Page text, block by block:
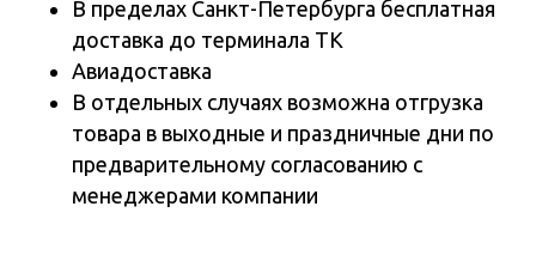
В пределах Санкт-Петербурга бесплатная
доставка до терминала ТК
Авиадоставка
В отдельных случаях возможна отгрузка
товара в выходные и праздничные дни по
предварительному согласованию с
менеджерами компании